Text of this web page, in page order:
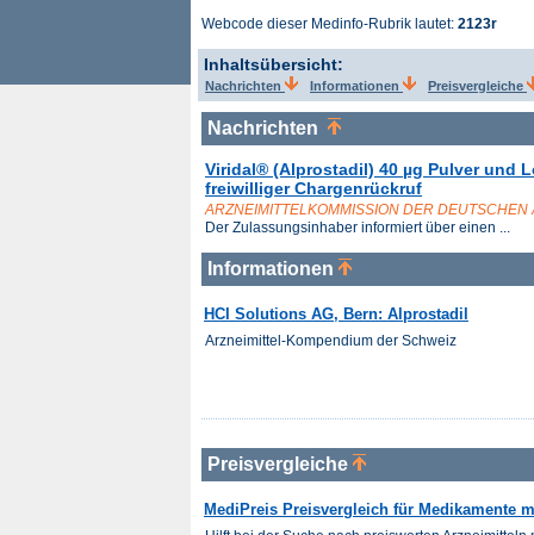
Webcode dieser Medinfo-Rubrik lautet: 2123r
Inhaltsübersicht:
Nachrichten Informationen Preisvergleiche
Nachrichten
Viridal® (Alprostadil) 40 µg Pulver und
freiwilliger Chargenrückruf
ARZNEIMITTELKOMMISSION DER DEUTSCHEN
Der Zulassungsinhaber informiert über einen ...
Informationen
HCI Solutions AG, Bern: Alprostadil
Arzneimittel-Kompendium der Schweiz
Preisvergleiche
MediPreis Preisvergleich für Medikamente